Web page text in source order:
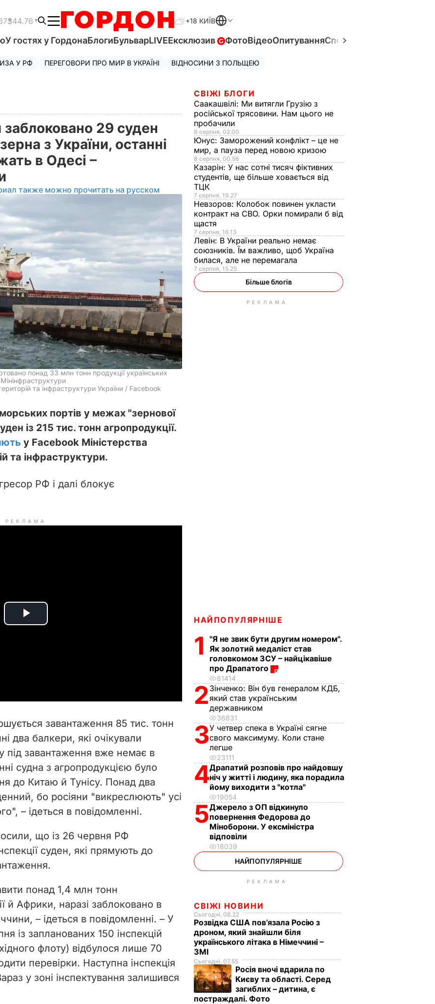
$44.76 +18 КИЇВ
У гостях у ГордонаБлогиБульварLIVEЕксклюзив ФотоВідеоОпитуванняСпецпроєкти
У РФ ПЕРЕГОВОРИ ПРО МИР В УКРАЇНІ ВІДНОСИНИ З ПОЛЬЩЕЮ
29 суден
з України, останні
в Одесі –
также можно прочитать на русском
понад 33 млн тонн продукції українських
та інфраструктури України / Facebook
портів у межах "зернової
із 215 тис. тонн агропродукції.
у Facebook Міністерства
та інфраструктури.
РФ і далі блокує
РЕКЛАМА
P
i
d
e
o
завантаження 85 тис. тонн
два балкери, які очікували
під завантаження вже немає в
судна з агропродукцією було
до Китаю й Тунісу. Понад два
бо росіяни "викреслюють" усі
– ідеться в повідомленні.
що із 26 червня РФ
суден, які прямують до
понад 1,4 млн тонн
й Африки, наразі заблоковано в
– ідеться в повідомленні. – У
із запланованих 150 інспекцій
флоту) відбулося лише 70
перевірки. Наступна інспекція
у зоні інспектування залишився
СВІЖІ БЛОГИ
Саакашвілі: Ми витягли Грузію з
російської трясовини. Нам цього не
пробачили
8 серпня, 02.00
Юнус: Заморожений конфлікт – це не
мир, а пауза перед новою кризою
8 серпня, 00.56
Казарін: У нас сотні тисяч фіктивних
студентів, ще більше ховається від
ТЦК
7 серпня, 19.27
Невзоров: Колобок повинен укласти
контракт на СВО. Орки помирали б від
щастя
7 серпня, 16.13
Левін: В України реально немає
союзників. Їм важливо, щоб Україна
билася, але не перемагала
7 серпня, 15.25
Більше блогів
РЕКЛАМА
НАЙПОПУЛЯРНІШЕ
1
"Я не звик бути другим номером".
Як золотий медаліст став
головкомом ЗСУ – найцікавіше
про Драпатого
81414
2 Зінченко: Він був генералом КДБ,
який став українським
державником
36831
3У четвер спека в Україні сягне
свого максимуму. Коли стане
легше
23111
4Драпатий розповів про найдовшу
ніч у житті і людину, яка порадила
йому виходити з "котла"
19054
5Джерело з ОП відкинуло
повернення Федорова до
Міноборони. У ексміністра
відповіли
18039
НАЙПОПУЛЯРНІШЕ
РЕКЛАМА
СВІЖІ НОВИНИ
Сьогодні, 08.22
Розвідка США пов’язала Росію з
дроном, який знайшли біля
українського літака в Німеччині –
ЗМІ
Сьогодні, 07.55
Росія вночі вдарила по
Києву та області. Серед
загиблих – дитина, є
постраждалі. Фото